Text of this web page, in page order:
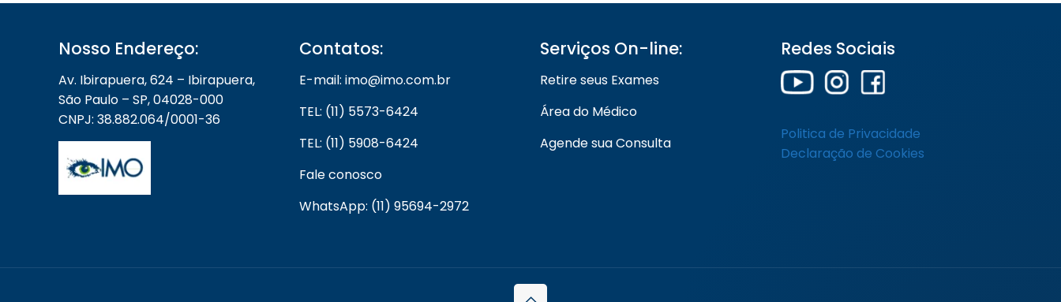
Nosso Endereço:
Av. Ibirapuera, 624 – Ibirapuera,
São Paulo – SP, 04028-000
CNPJ: 38.882.064/0001-36
Contatos:
E-mail: imo@imo.com.br
TEL: (11) 5573-6424
TEL: (11) 5908-6424
Fale conosco
WhatsApp: (11) 95694-2972
Serviços On-line:
Retire seus Exames
Área do Médico
Agende sua Consulta
Redes Sociais
Politica de Privacidade
Declaração de Cookies
Preencha seus dados abaixo para
falar com nossa equipe. Será um